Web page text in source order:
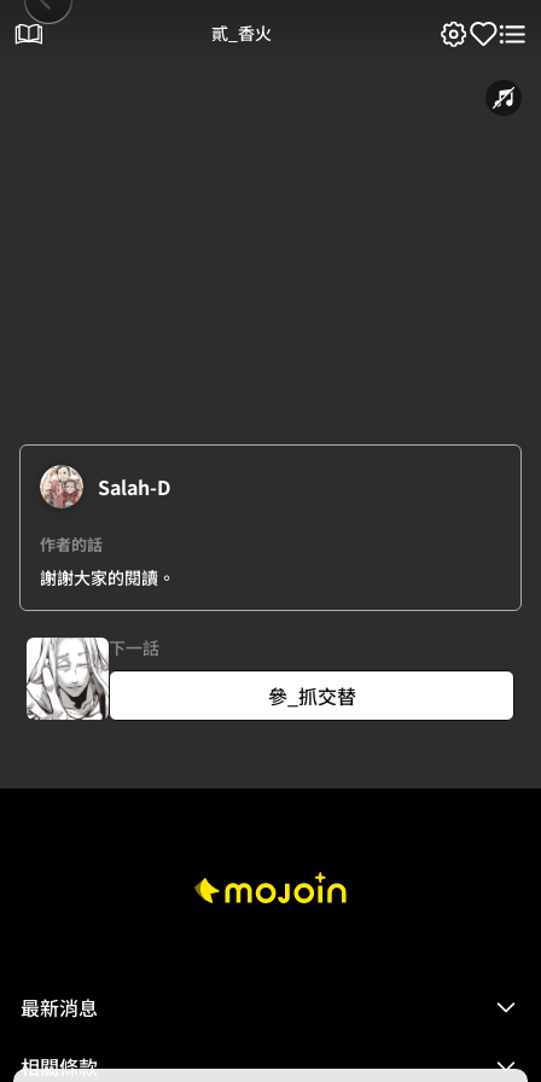
貳_香火
Salah-D
作者的話
謝謝大家的閱讀。
下一話
參_抓交替
最新消息
相關條款